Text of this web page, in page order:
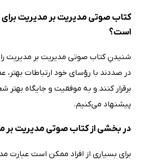
کتاب صوتی مدیریت بر مدیریت
است؟
شنیدنِ کتاب صوتی مدیریت بر مدیریت را
در صددند با رؤسای خود ارتباطات بهتر،
برقرار کنند و به موفقیت و جایگاه بهتر
پیشنهاد می‌کنیم.
در بخشی از کتاب صوتی مدیریت بر
برای بسیاری از افراد ممکن است عبارت